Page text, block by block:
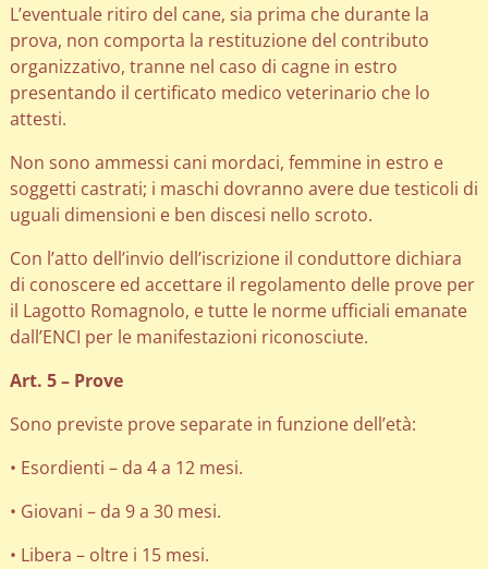
L’eventuale ritiro del cane, sia prima che durante la
prova, non comporta la restituzione del contributo
organizzativo, tranne nel caso di cagne in estro
presentando il certificato medico veterinario che lo
attesti.
Non sono ammessi cani mordaci, femmine in estro e
soggetti castrati; i maschi dovranno avere due testicoli di
uguali dimensioni e ben discesi nello scroto.
Con l’atto dell’invio dell’iscrizione il conduttore dichiara
di conoscere ed accettare il regolamento delle prove per
il Lagotto Romagnolo, e tutte le norme ufficiali emanate
dall’ENCI per le manifestazioni riconosciute.
Art. 5 – Prove
Sono previste prove separate in funzione dell’età:
• Esordienti – da 4 a 12 mesi.
• Giovani – da 9 a 30 mesi.
• Libera – oltre i 15 mesi.